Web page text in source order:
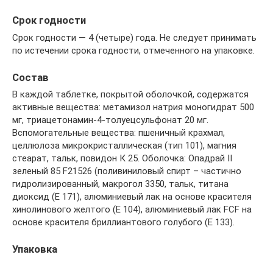
Срок годности
Срок годности — 4 (четыре) года. Не следует принимать
по истечении срока годности, отмеченного на упаковке.
Состав
В каждой таблетке, покрытой оболочкой, содержатся
активные вещества: метамизол натрия моногидрат 500
мг, триацетонамин-4-толуецсульфонат 20 мг.
Вспомогательные вещества: пшеничный крахмал,
целлюлоза микрокристаллическая (тип 101), магния
стеарат, тальк, повидон К 25. Оболочка: Опадрай II
зеленый 85 F21526 (поливиниловый спирт – частично
гидролизированный, макрогол 3350, тальк, титана
диоксид (Е 171), алюминиевый лак на основе красителя
хинолинового желтого (Е 104), алюминиевый лак FCF на
основе красителя бриллиантового голубого (Е 133).
Упаковка